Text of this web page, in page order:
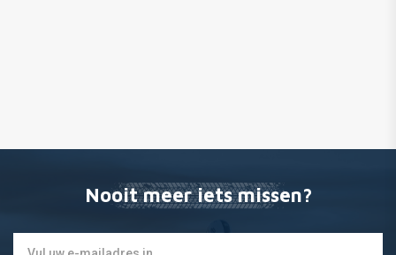
Nooit meer iets missen?